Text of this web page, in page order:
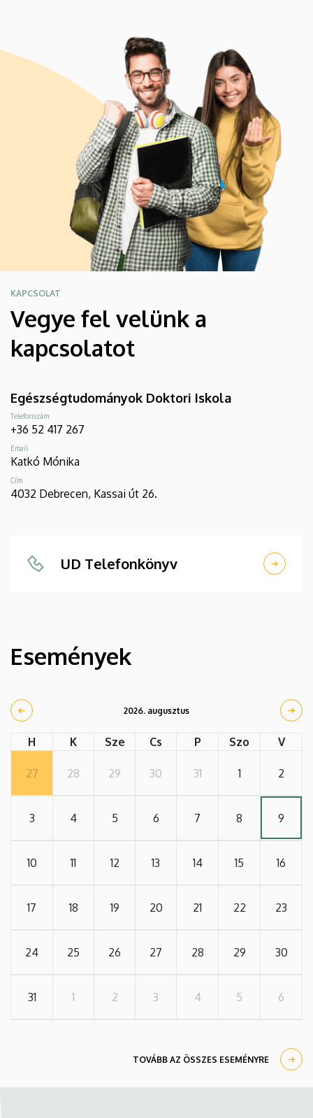
KAPCSOLAT
Vegye fel velünk a
kapcsolatot
Egészségtudományok Doktori Iskola
Telefonszám
+36 52 417 267
Email
Katkó Mónika
Cím
4032 Debrecen, Kassai út 26.
UD Telefonkönyv
Események
2026. augusztus
H K Sze Cs P Szo V
27 28 29 30 31 1 2
3 4 5 6 7 8 9
10 11 12 13 14 15 16
17 18 19 20 21 22 23
24 25 26 27 28 29 30
31 1 2 3 4 5 6
TOVÁBB AZ ÖSSZES ESEMÉNYRE